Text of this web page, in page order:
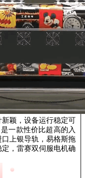
颖，设备运行稳定可
一款性价比超高的入
上银导轨，易格斯拖
，雷赛双伺服电机确